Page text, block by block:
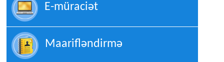
E-müraciət
Maarifləndirmə